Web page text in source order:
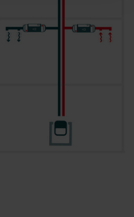
de confidentialité
s.r.o.: Zásady ochrany